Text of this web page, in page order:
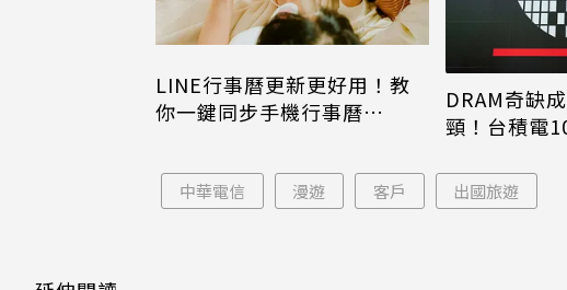
LINE行事曆更新更好用！教
你一鍵同步手機行事曆
DRAM奇缺
頸！台積電
中華電信 漫遊 客戶 出國旅遊